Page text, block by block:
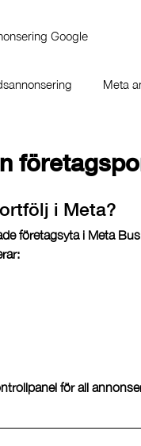
Google
Meta
i Meta?
företagsyta i Meta
för all